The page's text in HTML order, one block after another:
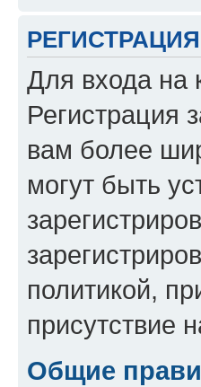
РЕГИСТРАЦИЯ
Для входа на
Регистрация
вам более
могут быть
политикой,
присутствие
Общие